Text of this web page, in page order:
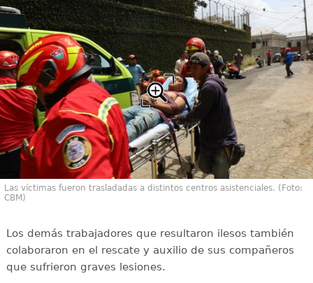
Las víctimas fueron trasladadas a distintos centros asistenciales. (Foto:
CBM)
Los demás trabajadores que resultaron ilesos también
colaboraron en el rescate y auxilio de sus compañeros
que sufrieron graves lesiones.